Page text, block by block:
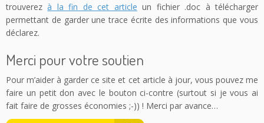
trouverezà la fin de cet article un fichier .doc à télécharger
permettant de garder une trace écrite des informations que vous
déclarez.
Merci pour votre soutien
Pour m’aider à garder ce site et cet article à jour, vous pouvez me
faire un petit don avec le bouton ci-contre (surtout si je vous ai
fait faire de grosses économies ;-)) ! Merci par avance…